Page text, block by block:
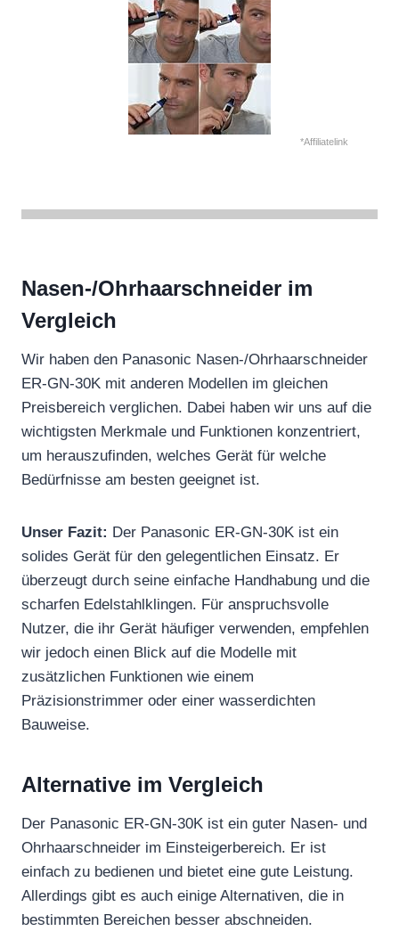
*Affiliatelink
Nasen-/Ohrhaarschneider im
Vergleich
Wir haben den Panasonic Nasen-/Ohrhaarschneider
ER-GN-30K mit anderen Modellen im gleichen
Preisbereich verglichen. Dabei haben wir uns auf die
wichtigsten Merkmale und Funktionen konzentriert,
um herauszufinden, welches Gerät für welche
Bedürfnisse am besten geeignet ist.
Unser Fazit: Der Panasonic ER-GN-30K ist ein
solides Gerät für den gelegentlichen Einsatz. Er
überzeugt durch seine einfache Handhabung und die
scharfen Edelstahlklingen. Für anspruchsvolle
Nutzer, die ihr Gerät häufiger verwenden, empfehlen
wir jedoch einen Blick auf die Modelle mit
zusätzlichen Funktionen wie einem
Präzisionstrimmer oder einer wasserdichten
Bauweise.
Alternative im Vergleich
Der Panasonic ER-GN-30K ist ein guter Nasen- und
Ohrhaarschneider im Einsteigerbereich. Er ist
einfach zu bedienen und bietet eine gute Leistung.
Allerdings gibt es auch einige Alternativen, die in
bestimmten Bereichen besser abschneiden.